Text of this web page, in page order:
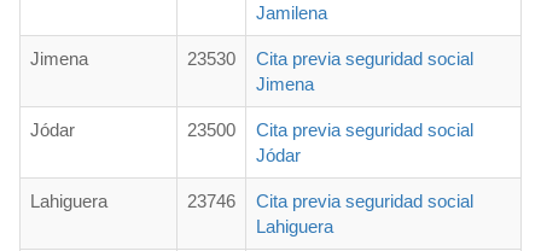
Jamilena
Jimena 23530
Cita previa seguridad social
Jimena
Jódar 23500
Cita previa seguridad social
Jódar
Lahiguera 23746
Cita previa seguridad social
Lahiguera